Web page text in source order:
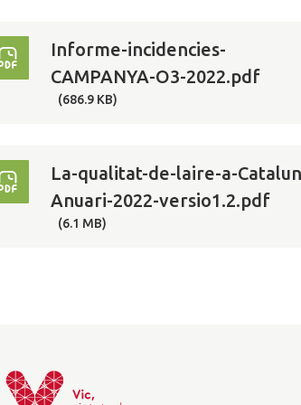
Informe-incidencies-
CAMPANYA-O3-2022.pdf
(686.9 KB)
La-qualitat-de-laire-a-
Anuari-2022-versio1.2.pdf
(6.1 MB)